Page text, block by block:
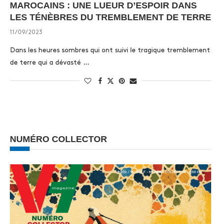
MAROCAINS : UNE LUEUR D’ESPOIR DANS
LES TÉNÈBRES DU TREMBLEMENT DE TERRE
11/09/2023
Dans les heures sombres qui ont suivi le tragique tremblement
de terre qui a dévasté …
NUMÉRO COLLECTOR